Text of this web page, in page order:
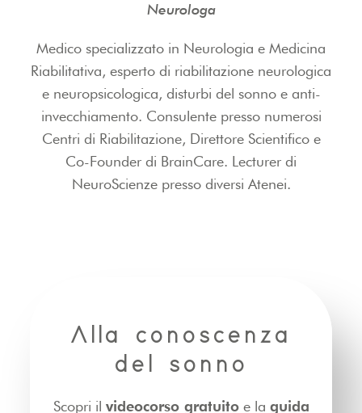
Neurologa
Medico specializzato in Neurologia e Medicina
Riabilitativa, esperto di riabilitazione neurologica
e neuropsicologica, disturbi del sonno e anti-
invecchiamento. Consulente presso numerosi
Centri di Riabilitazione, Direttore Scientifico e
Co-Founder di BrainCare. Lecturer di
NeuroScienze presso diversi Atenei.
Alla conoscenza
del sonno
Scopri il videocorso gratuitoe la guida